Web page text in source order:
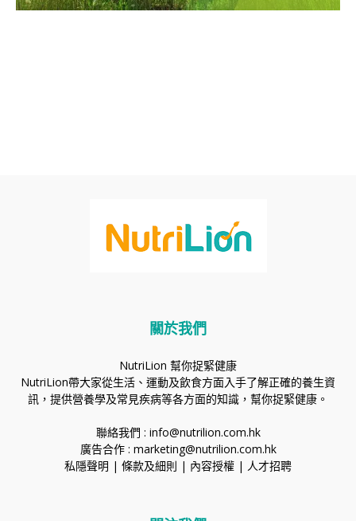
關於我們
NutriLion 幫你捉緊健康
NutriLion帶大家從生活、運動及飲食方面入手了解正確的養生資
訊，提供營養學及常見疾病等各方面的知識，幫你捉緊健康。
聯絡我們 : info@nutrilion.com.hk
廣告合作 : marketing@nutrilion.com.hk
私隱聲明 | 條款及細則 | 內容授權 | 人才招聘